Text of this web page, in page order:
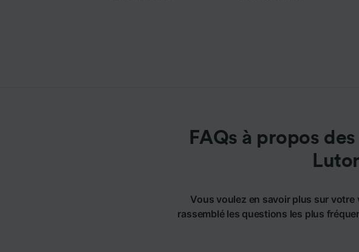
FAQs à propos
Vous voulez en savoir plus sur
rassemblé les questions les plus